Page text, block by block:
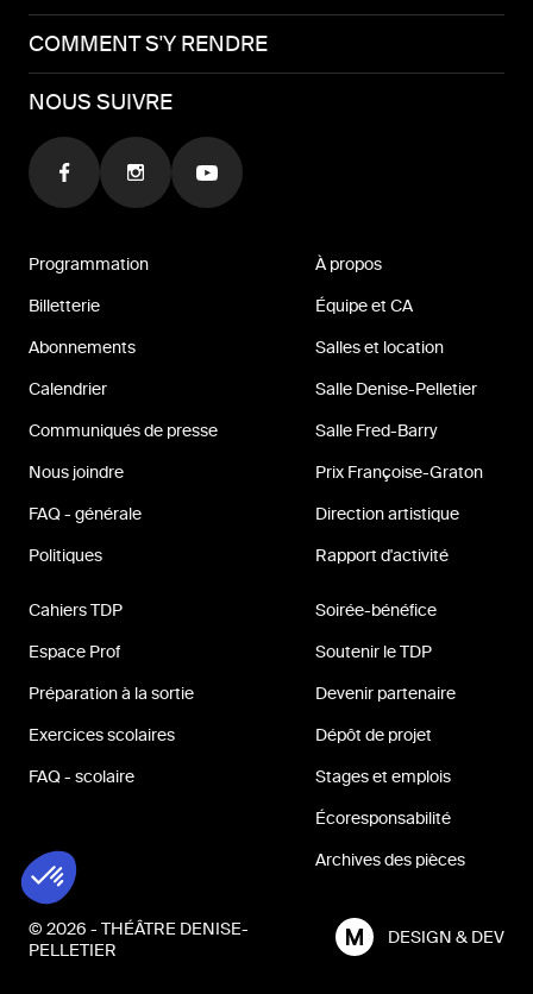
COMMENT S'Y RENDRE
NOUS SUIVRE
Programmation
Billetterie
Abonnements
Calendrier
Communiqués de presse
Nous joindre
FAQ - générale
Politiques
À propos
Équipe et CA
Salles et location
Salle Denise-Pelletier
Salle Fred-Barry
Prix Françoise-Graton
Direction artistique
Rapport d'activité
Cahiers TDP
Espace Prof
Préparation à la sortie
Exercices scolaires
FAQ - scolaire
Soirée-bénéfice
Soutenir le TDP
Devenir partenaire
Dépôt de projet
Stages et emplois
Écoresponsabilité
Archives des pièces
© 2026 - THÉÂTRE DENISE-
PELLETIER
DESIGN & DEV